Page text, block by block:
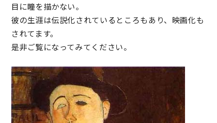
100年点検住宅
快適な室内環境へのこだわり
生涯続く安心のアフターフォロー
ラインナップ
目に瞳を描かない。
彼の生涯は伝説化されているところもあり、映画化も
されてます。
是非ご覧になってみてください。